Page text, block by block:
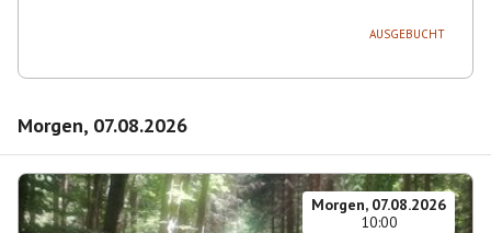
AUSGEBUCHT
Morgen, 07.08.2026
Morgen, 07.08.2026
10:00